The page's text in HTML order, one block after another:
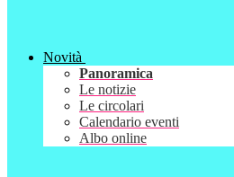
Novità
Panoramica
Le notizie
Le circolari
Calendario eventi
Albo online